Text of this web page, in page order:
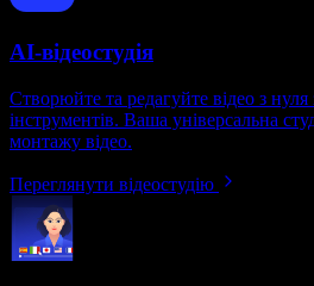
AI-відеостудія
Створюйте та редагуйте відео з
інструментів. Ваша універсальна
монтажу відео.
Переглянути відеостудію